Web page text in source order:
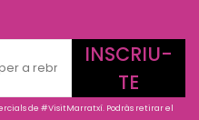
INSCRIU-
TE
de #VisitMarratxí. Podràs retirar el